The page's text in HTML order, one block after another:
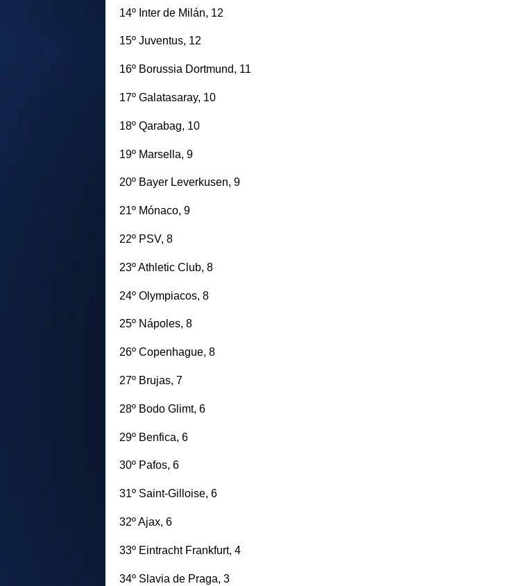
14º Inter de Milán, 12
15º Juventus, 12
16º Borussia Dortmund, 11
17º Galatasaray, 10
18º Qarabag, 10
19º Marsella, 9
20º Bayer Leverkusen, 9
21º Mónaco, 9
22º PSV, 8
23º Athletic Club, 8
24º Olympiacos, 8
25º Nápoles, 8
26º Copenhague, 8
27º Brujas, 7
28º Bodo Glimt, 6
29º Benfica, 6
30º Pafos, 6
31º Saint-Gilloise, 6
32º Ajax, 6
33º Eintracht Frankfurt, 4
34º Slavia de Praga, 3